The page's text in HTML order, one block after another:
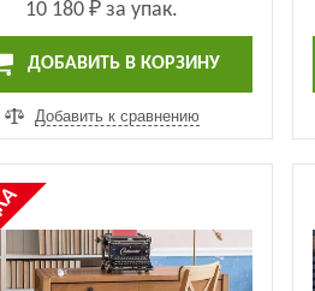
10 180 ₽ за упак.
ДОБАВИТЬ В КОРЗИНУ
Добавить к сравнению